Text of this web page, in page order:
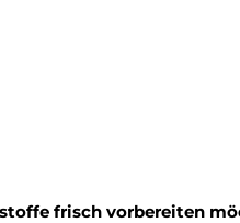
frisch vorbereiten